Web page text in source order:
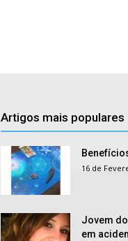
Artigos mais populares
16 de
Jovem
em